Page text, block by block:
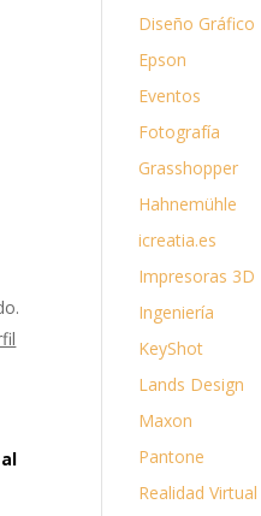
Diseño Gráfico
Epson
Eventos
Fotografía
Grasshopper
Hahnemühle
icreatia.es
Impresoras 3D
Ingeniería
KeyShot
Lands Design
Maxon
Pantone
Realidad Virtual